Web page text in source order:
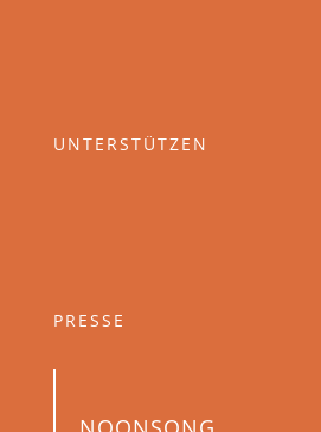
UNTERSTÜTZEN
PRESSE